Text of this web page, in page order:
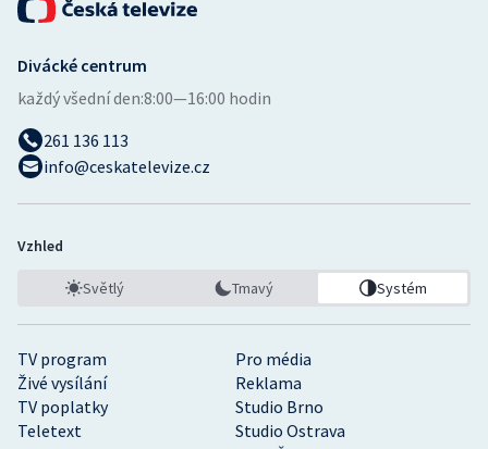
TV program
Pro média
Živé vysílání
Reklama
TV poplatky
Studio Brno
Teletext
Studio Ostrava
Divácké centrum
každý všední den:8:00—16:00 hodin
261 136 113
info@ceskatelevize.cz
Vzhled
Světlý Tmavý Systém